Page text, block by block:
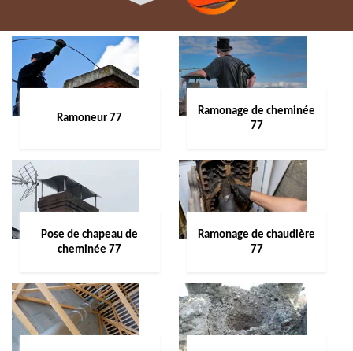
Ramoneur 77
Ramonage de cheminée
77
Pose de chapeau de
cheminée 77
Ramonage de chaudière
77